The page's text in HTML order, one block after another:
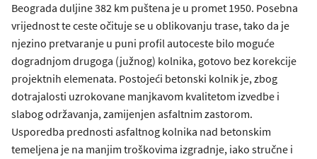
Beograda duljine 382 km puštena je u promet 1950. Posebna
vrijednost te ceste očituje se u oblikovanju trase, tako da je
njezino pretvaranje u puni profil autoceste bilo moguće
dogradnjom drugoga (južnog) kolnika, gotovo bez korekcije
projektnih elemenata. Postojeći betonski kolnik je, zbog
dotrajalosti uzrokovane manjkavom kvalitetom izvedbe i
slabog održavanja, zamijenjen asfaltnim zastorom.
Usporedba prednosti asfaltnog kolnika nad betonskim
temeljena je na manjim troškovima izgradnje, iako stručne i